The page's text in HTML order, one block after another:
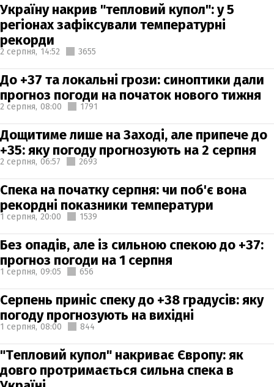
Україну накрив "тепловий купол": у 5
регіонах зафіксували температурні
рекорди
2 серпня, 14:52 3655
До +37 та локальні грози: синоптики дали
прогноз погоди на початок нового тижня
2 серпня, 08:00 1791
Дощитиме лише на Заході, але припече до
+35: яку погоду прогнозують на 2 серпня
2 серпня, 06:57 2693
Спека на початку серпня: чи поб'є вона
рекордні показники температури
1 серпня, 20:00 1539
Без опадів, але із сильною спекою до +37:
прогноз погоди на 1 серпня
1 серпня, 09:05 656
Серпень приніс спеку до +38 градусів: яку
погоду прогнозують на вихідні
1 серпня, 08:00 844
"Тепловий купол" накриває Європу: як
довго протримається сильна спека в